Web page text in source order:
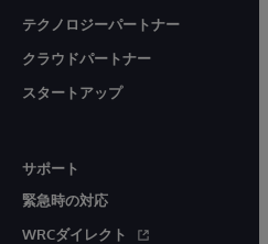
テクノロジーパートナー
クラウドパートナー
スタートアップ
サポート
緊急時の対応
WRCダイレクト